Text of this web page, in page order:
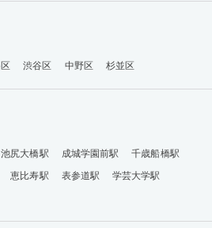
渋谷区 中野区 杉並区
池尻大橋駅 成城学園前駅
千歳船橋駅
恵比寿駅 表参道駅
学芸大学駅